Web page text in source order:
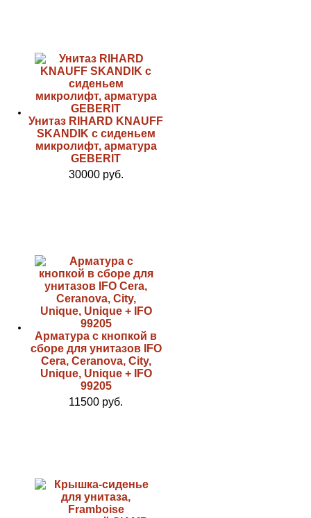
Унитаз RIHARD KNAUFF
SKANDIK с сиденьем
микролифт, арматура
GEBERIT
30000 руб.
Арматура с кнопкой в
сборе для унитазов IFO
Cera, Ceranova, City,
Unique, Unique + IFO
99205
11500 руб.